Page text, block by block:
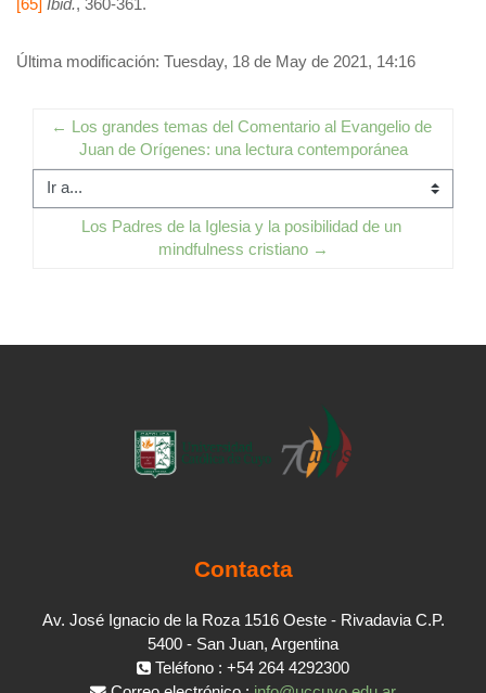
[65] Ibid., 360-361.
Última modificación: Tuesday, 18 de May de 2021, 14:16
← Los grandes temas del Comentario al Evangelio de
Juan de Orígenes: una lectura contemporánea
Ir a...
Los Padres de la Iglesia y la posibilidad de un
mindfulness cristiano →
Contacta
Av. José Ignacio de la Roza 1516 Oeste - Rivadavia C.P.
5400 - San Juan, Argentina
Teléfono : +54 264 4292300